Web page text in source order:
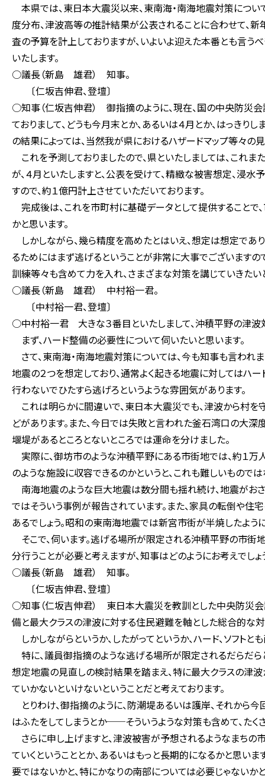
本県では、東日本大震災以来、東南海・南海地震対策につい
度分布、津波高等の推計結果が公表されることに合わせて、
査の予算を計上しておりますが、いよいよ迎えた本番とも言う
いたします。
○議長（新島 雄君） 知事。
〔仁坂吉伸君、登壇〕
○知事（仁坂吉伸君） 御指摘のように、現在、国の中央防災
ておりまして、どうも今月末とか、あるいは４月とか、はっきり
の結果によっては、当然我が県におけるハザードマップ等々の
これを予測しておりましたので、県といたしましては、これ
が、４月といたしますと、公表を受けて、精緻な被害想定、浸
すので、約１億円計上させていただいております。
完成後は、これを市町村に基礎データとして提供することで
かと思います。
しかしながら、幾ら精度を高めたとはいえ、想定は想定であ
るためにはまず逃げるということが非常に大事でございます
訓練等々も含めて力を入れ、さまざまな対策を講じていきたい
○議長（新島 雄君） 中村裕一君。
〔中村裕一君、登壇〕
○中村裕一君 大きな３番目といたしまして、沖積平野の津波
まず、ハード整備の必要性について伺いたいと思います。
さて、東南海・南海地震対策については、今も知事も言われ
地震の２つを想定しており、通常よく起きる地震に対してはハ
行わないでひたすら逃げろというような雰囲気があります。
これは明らかに間違いで、東日本大震災でも、津波から村
どがあります。また、今日では失敗と言われた釜石湾口の大
堰堤があるところとないところでは運命を分けました。
実際に、御坊市のような沖積平野にある市街地では、約１
のような施設に収容できるのかというと、これも難しいもので
南海地震のような巨大地震は数分間も揺れ続け、地震がお
ではそういう事例が報告されています。また、家具の転倒や
あるでしょう。昭和の東南海地震では新宮市街が半焼したよう
そこで、伺います。逃げる場所が限定される沖積平野の市
分行うことが必要と考えますが、知事はどのようにお考えでしょ
○議長（新島 雄君） 知事。
〔仁坂吉伸君、登壇〕
○知事（仁坂吉伸君） 東日本大震災を教訓とした中央防災
備と最大クラスの津波に対する住民避難を軸とした総合的な
しかしながらというか、したがってというか、ハード、ソフト
特に、議員御指摘のような逃げる場所が限定されるだらだら
想定地震の見直しの検討結果を踏まえ、特に最大クラスの津波
ていかないといけないということだと考えております。
とりわけ、御指摘のように、防潮堤あるいは護岸、それか
はふたをしてしまうとか──そういうような対策も含めて、たく
さらに申し上げますと、津波被害が予想されるようなまち
ていくということとか、あるいはもっと長期的になるかと思い
要ではないかと、特にかなりの南部については必要じゃないか